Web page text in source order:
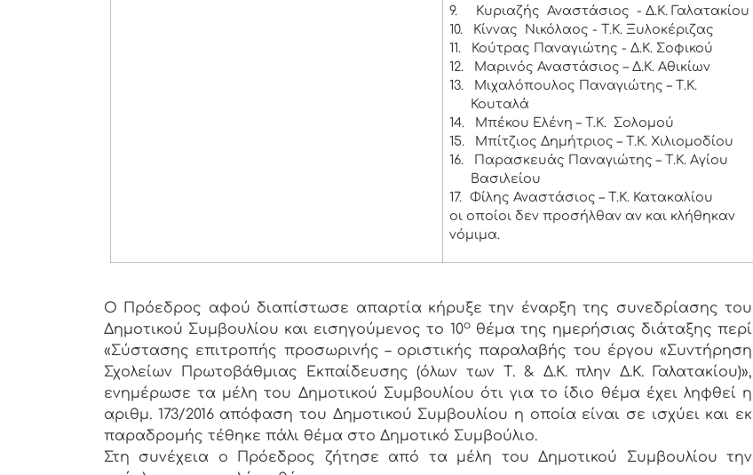
9.
Κυριαζής Αναστάσιος - Δ.Κ. Γαλατακίου
10.
Κίννας Νικόλαος - Τ.Κ. Ξυλοκέριζας
11.
Κούτρας Παναγιώτης - Δ.Κ. Σοφικού
12.
Μαρινός Αναστάσιος – Δ.Κ. Αθικίων
13.
Μιχαλόπουλος Παναγιώτης – Τ.Κ.
Κουταλά
14.
Μπέκου Ελένη – Τ.Κ. Σολομού
15.
Μπίτζιος Δημήτριος – Τ.Κ. Χιλιομοδίου
16.
Παρασκευάς Παναγιώτης – Τ.Κ. Αγίου
Βασιλείου
17.
Φίλης Αναστάσιος – Τ.Κ. Κατακαλίου
οι οποίοι δεν προσήλθαν αν και κλήθηκαν
νόμιμα.
Ο Πρόεδρος αφού διαπίστωσε απαρτία κήρυξε την έναρξη της συνεδρίασης του
Δημοτικού Συμβουλίου και εισηγούμενος το 10οθέμα της ημερήσιας διάταξης περί
«Σύστασης επιτροπής προσωρινής – οριστικής παραλαβής του έργου «Συντήρηση
Σχολείων Πρωτοβάθμιας Εκπαίδευσης (όλων των Τ. & Δ.Κ. πλην Δ.Κ. Γαλατακίου)»,
ενημέρωσε τα μέλη του Δημοτικού Συμβουλίου ότι για το ίδιο θέμα έχει ληφθεί η
αριθμ. 173/2016 απόφαση του Δημοτικού Συμβουλίου η οποία είναι σε ισχύει και εκ
παραδρομής τέθηκε πάλι θέμα στο Δημοτικό Συμβούλιο.
Στη συνέχεια ο Πρόεδρος ζήτησε από τα μέλη του Δημοτικού Συμβουλίου την